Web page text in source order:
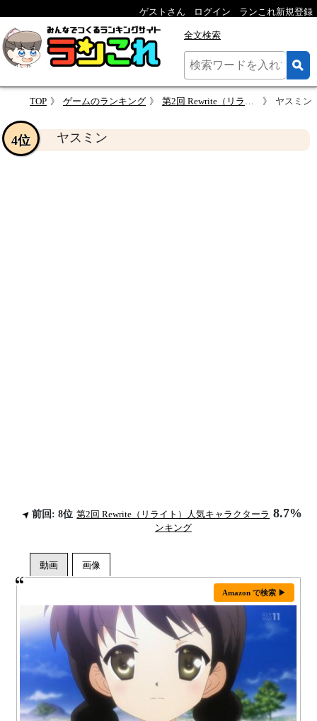
ゲストさん ログイン ランこれ新規登録
全文検索
TOP ゲームのランキング 第2回 Rewrite（リライト）人気キャラクターランキング ヤスミン
ヤスミン
4位
前回: 8位 第2回 Rewrite（リライト）人気キャラクターラ
ンキング
8.7%
Amazon で検索 ▶